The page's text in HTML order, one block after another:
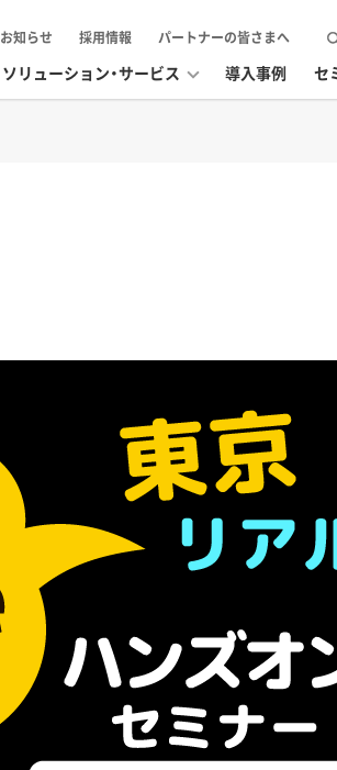
ソリューション・サービス 導入事例 セ
お知らせ 採用情報 パートナーの皆さまへ